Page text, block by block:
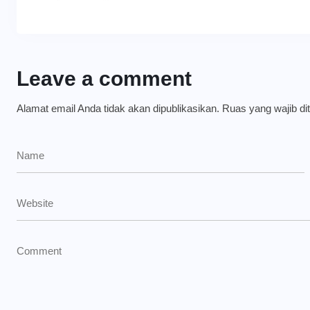
Leave a comment
Alamat email Anda tidak akan dipublikasikan. Ruas yang wajib